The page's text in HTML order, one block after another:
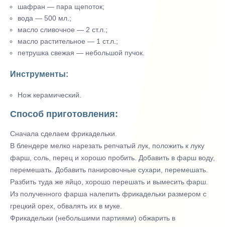
шафран — пара щепоток;
вода — 500 мл.;
масло сливочное — 2 ст.л.;
масло растительное — 1 ст.л.;
петрушка свежая — небольшой пучок.
Инструменты:
Нож керамический.
Способ приготовления:
Сначала сделаем фрикадельки.
В блендере мелко нарезать репчатый лук, положить к луку
фарш, соль, перец и хорошо пробить. Добавить в фарш воду,
перемешать. Добавить панировочные сухари, перемешать.
Разбить туда же яйцо, хорошо перешать и вымесить фарш.
Из полученного фарша налепить фрикадельки размером с
грецкий орех, обвалять их в муке.
Фрикадельки (небольшими партиями) обжарить в